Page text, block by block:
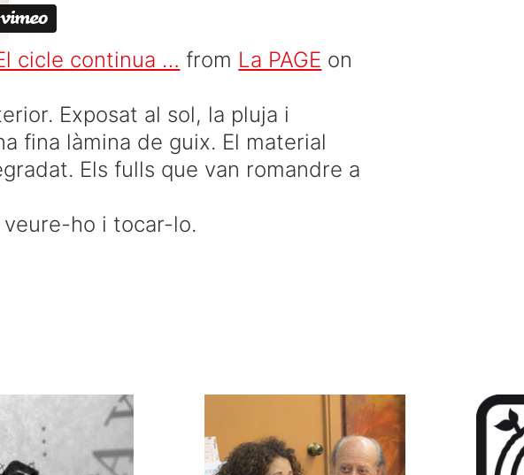
cicle continua … from La PAGE on
Exposat al sol, la pluja i
fina làmina de guix. El material
. Els fulls que van romandre a
veure-ho i tocar-lo.